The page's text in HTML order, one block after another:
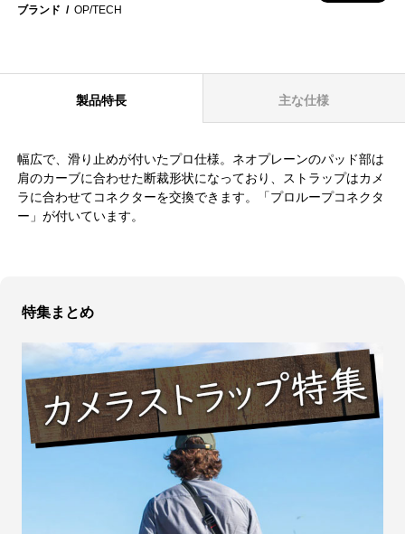
ブランド
OP/TECH
製品特長 主な仕様
幅広で、滑り止めが付いたプロ仕様。ネオプレーンのパッド部は
肩のカーブに合わせた断裁形状になっており、ストラップはカメ
ラに合わせてコネクターを交換できます。「プロループコネクタ
ー」が付いています。
特集まとめ